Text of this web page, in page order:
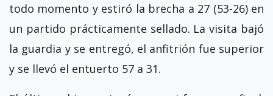
todo momento y estiró la brecha a 27 (53-26) en
un partido prácticamente sellado. La visita bajó
la guardia y se entregó, el anfitrión fue superior
y se llevó el entuerto 57 a 31.